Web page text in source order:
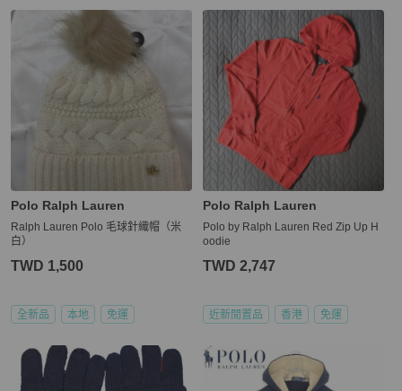
Polo Ralph Lauren
Ralph Lauren Polo 毛球針織帽（米
白）
TWD 1,500
全新品 本地 免運
Polo Ralph Lauren
Polo by Ralph Lauren Red Zip Up H
oodie
TWD 2,747
近新閒置品 香港 免運